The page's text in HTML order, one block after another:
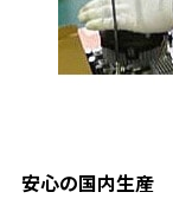
安心の国内生産